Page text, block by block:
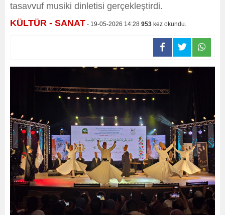
tasavvuf musiki dinletisi gerçekleştirdi.
KÜLTÜR - SANAT - 19-05-2026 14:28 953 kez okundu.